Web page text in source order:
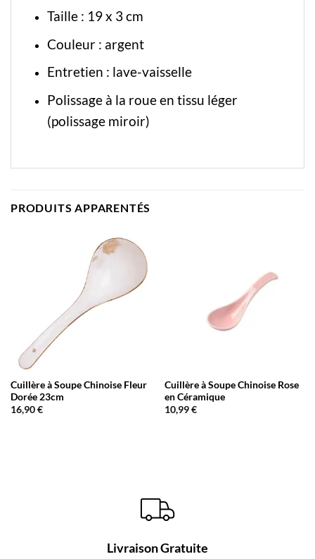
Taille : 19 x 3 cm
Couleur : argent
Entretien : lave-vaisselle
Polissage à la roue en tissu léger
(polissage miroir)
PRODUITS APPARENTÉS
Cuillère à Soupe Chinoise Fleur
Dorée 23cm
16,90€
Cuillère à Soupe Chinoise Rose
en Céramique
10,99€
Livraison Gratuite